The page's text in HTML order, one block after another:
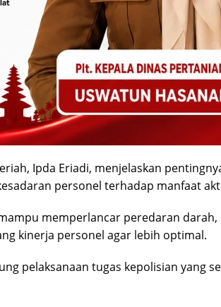
Ipda Eriadi, menjelaskan
personel terhadap manfaat
memperlancar peredaran darah,
kinerja personel agar lebih optimal.
pelaksanaan tugas kepolisian yang